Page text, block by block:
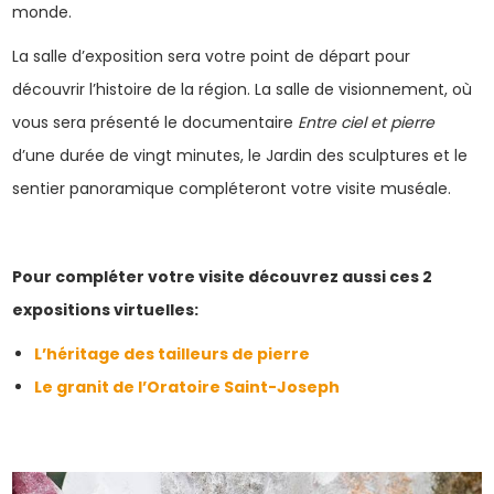
monde.
La salle d’exposition sera votre point de départ pour
découvrir l’histoire de la région. La salle de visionnement, où
vous sera présenté le documentaire Entre ciel et pierre
d’une durée de vingt minutes, le Jardin des sculptures et le
sentier panoramique compléteront votre visite muséale.
Pour compléter votre visite découvrez aussi ces 2
expositions virtuelles:
L’héritage des tailleurs de pierre
Le granit de l’Oratoire Saint-Joseph